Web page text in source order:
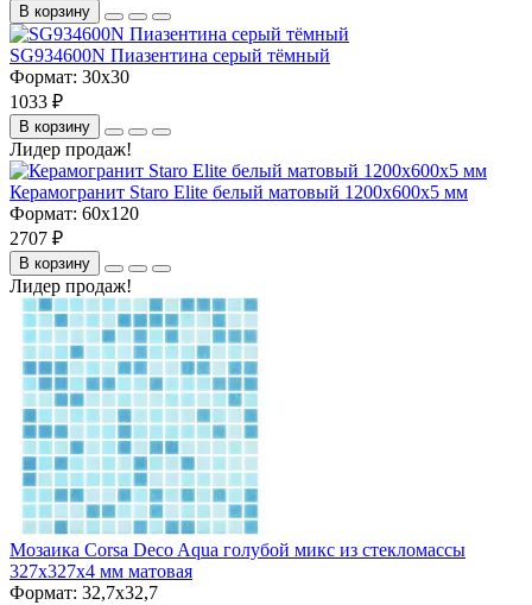
В корзину
SG934600N Пиазентина серый тёмный
Формат: 30x30
1033 ₽
В корзину
Лидер продаж!
Керамогранит Staro Elite белый матовый 1200х600х5 мм
Формат: 60x120
2707 ₽
В корзину
Лидер продаж!
Мозаика Corsa Deco Aqua голубой микс из стекломассы
327х327х4 мм матовая
Формат: 32,7x32,7